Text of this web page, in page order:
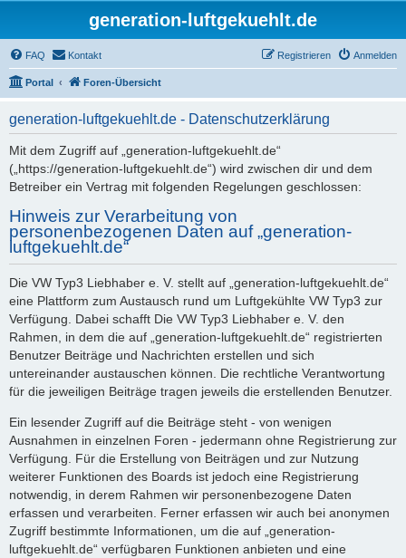
generation-luftgekuehlt.de
FAQ Kontakt Anmelden
Registrieren
Portal Foren-Übersicht
generation-luftgekuehlt.de - Datenschutzerklärung
Mit dem Zugriff auf „generation-luftgekuehlt.de“
(„https://generation-luftgekuehlt.de“) wird zwischen dir und dem
Betreiber ein Vertrag mit folgenden Regelungen geschlossen:
Hinweis zur Verarbeitung von
personenbezogenen Daten auf „generation-
luftgekuehlt.de“
Die VW Typ3 Liebhaber e. V. stellt auf „generation-luftgekuehlt.de“
eine Plattform zum Austausch rund um Luftgekühlte VW Typ3 zur
Verfügung. Dabei schafft Die VW Typ3 Liebhaber e. V. den
Rahmen, in dem die auf „generation-luftgekuehlt.de“ registrierten
Benutzer Beiträge und Nachrichten erstellen und sich
untereinander austauschen können. Die rechtliche Verantwortung
für die jeweiligen Beiträge tragen jeweils die erstellenden Benutzer.
Ein lesender Zugriff auf die Beiträge steht - von wenigen
Ausnahmen in einzelnen Foren - jedermann ohne Registrierung zur
Verfügung. Für die Erstellung von Beiträgen und zur Nutzung
weiterer Funktionen des Boards ist jedoch eine Registrierung
notwendig, in derem Rahmen wir personenbezogene Daten
erfassen und verarbeiten. Ferner erfassen wir auch bei anonymen
Zugriff bestimmte Informationen, um die auf „generation-
luftgekuehlt.de“ verfügbaren Funktionen anbieten und eine